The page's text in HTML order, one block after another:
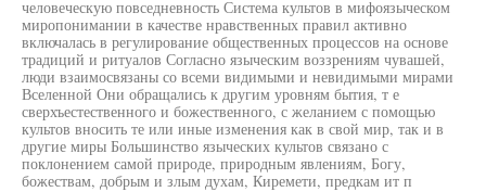
человеческую повседневность Система культов в мифоязыческом
миропонимании в качестве нравственных правил активно
включалась в регулирование общественных процессов на основе
традиций и ритуалов Согласно языческим воззрениям чувашей,
люди взаимосвязаны со всеми видимыми и невидимыми мирами
Вселенной Они обращались к другим уровням бытия, т е
сверхъестественного и божественного, с желанием с помощью
культов вносить те или иные изменения как в свой мир, так и в
другие миры Большинство языческих культов связано с
поклонением самой природе, природным явлениям, Богу,
божествам, добрым и злым духам, Киремети, предкам ит п